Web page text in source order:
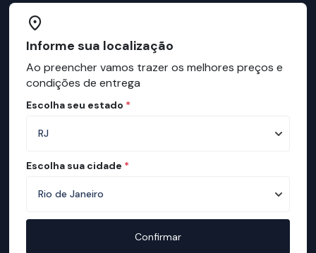
Sobre a ortobom
Manual do Sono
Mapa de conforto
Responsabilidade Social
Prêmios
Política de Promoções
Informe sua localização
Ao preencher vamos trazer os melhores preços e
condições de entrega
Escolha seu estado *
Escolha sua cidade *
Confirmar